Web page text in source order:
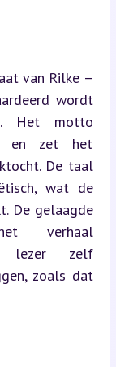
van Rilke –
wordt
Het motto
en zet het
De taal
wat de
De gelaagde
verhaal
lezer zelf
zoals dat